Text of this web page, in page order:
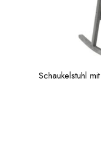
Schaukelstuhl